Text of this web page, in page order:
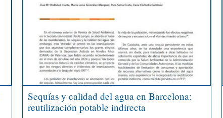
Sequías y calidad del agua en Barcelona:
reutilización potable indirecta